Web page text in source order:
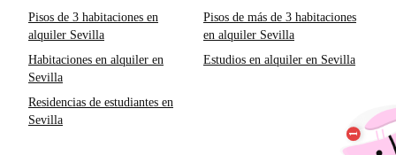
Pisos de 3 habitaciones en
alquiler Sevilla
Pisos de más de 3 habitaciones
en alquiler Sevilla
Habitaciones en alquiler en
Sevilla
Estudios en alquiler en Sevilla
Residencias de estudiantes en
Sevilla